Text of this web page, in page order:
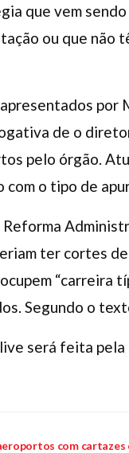
que vem
ou que não
de o
pelo órgão.
com o tipo de
ter cortes
“carreira
Segundo o
será feita
com cartazes